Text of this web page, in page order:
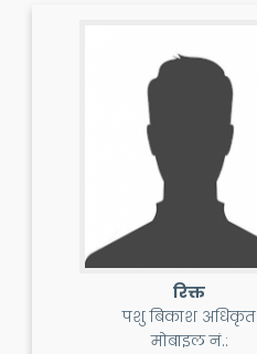
रिक्त
पशु बिकाश अधिकृत
मोबाइल नं.: